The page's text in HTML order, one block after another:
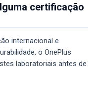
certificação
internacional e
o OnePlus
laboratoriais antes de